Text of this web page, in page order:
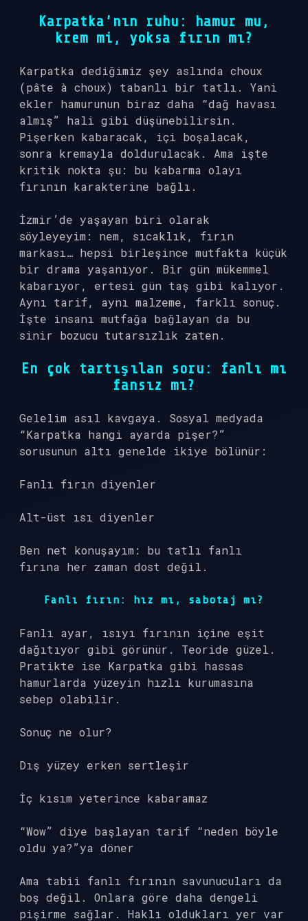
Karpatka’nın ruhu: hamur mu,
krem mi, yoksa fırın mı?
Karpatka dediğimiz şey aslında choux
(pâte à choux) tabanlı bir tatlı. Yani
ekler hamurunun biraz daha “dağ havası
almış” hali gibi düşünebilirsin.
Pişerken kabaracak, içi boşalacak,
sonra kremayla doldurulacak. Ama işte
kritik nokta şu: bu kabarma olayı
fırının karakterine bağlı.
İzmir’de yaşayan biri olarak
söyleyeyim: nem, sıcaklık, fırın
markası… hepsi birleşince mutfakta küçük
bir drama yaşanıyor. Bir gün mükemmel
kabarıyor, ertesi gün taş gibi kalıyor.
Aynı tarif, aynı malzeme, farklı sonuç.
İşte insanı mutfağa bağlayan da bu
sinir bozucu tutarsızlık zaten.
En çok tartışılan soru: fanlı mı
fansız mı?
Gelelim asıl kavgaya. Sosyal medyada
“Karpatka hangi ayarda pişer?”
sorusunun altı genelde ikiye bölünür:
Fanlı fırın diyenler
Alt-üst ısı diyenler
Ben net konuşayım: bu tatlı fanlı
fırına her zaman dost değil.
Fanlı fırın: hız mı, sabotaj mı?
Fanlı ayar, ısıyı fırının içine eşit
dağıtıyor gibi görünür. Teoride güzel.
Pratikte ise Karpatka gibi hassas
hamurlarda yüzeyin hızlı kurumasına
sebep olabilir.
Sonuç ne olur?
Dış yüzey erken sertleşir
İç kısım yeterince kabaramaz
“Wow” diye başlayan tarif “neden böyle
oldu ya?”ya döner
Ama tabii fanlı fırının savunucuları da
boş değil. Onlara göre daha dengeli
pişirme sağlar. Haklı oldukları yer var